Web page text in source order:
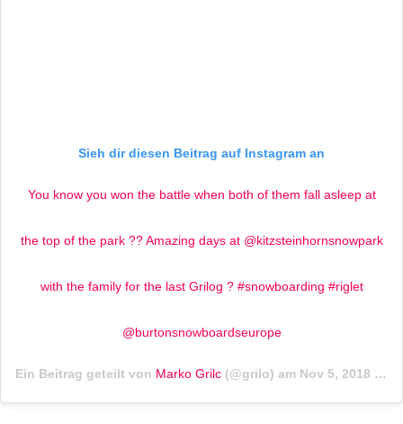
Sieh dir diesen Beitrag auf Instagram an
You know you won the battle when both of them fall asleep at
the top of the park ?? Amazing days at @kitzsteinhornsnowpark
with the family for the last Grilog ? #snowboarding #riglet
@burtonsnowboardseurope
Ein Beitrag geteilt von Marko Grilc (@grilo) am Nov 5, 2018 um 6:47 PST